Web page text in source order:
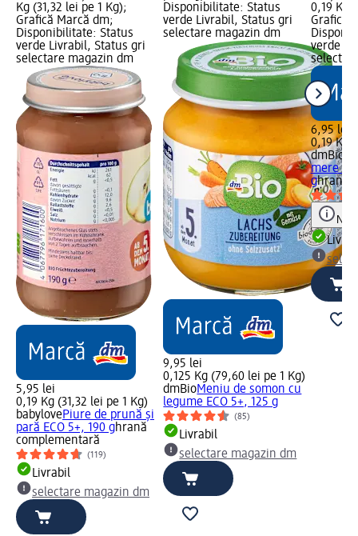
Kg (31,32 lei pe 1 Kg);
Grafică Marcă dm;
Disponibilitate: Status
verde Livrabil, Status gri
selectare magazin dm
5,95 lei
0,19 Kg (31,32 lei pe 1 Kg)
babylovePiure de prună și
pară ECO 5+, 190 ghrană
complementară
(119)
Livrabil
selectare magazin dm
Disponibilitate: Status
verde Livrabil, Status gri
selectare magazin dm
9,95 lei
0,125 Kg (79,60 lei pe 1 Kg)
dmBioMeniu de somon cu
legume ECO 5+, 125 g
(85)
Livrabil
selectare magazin dm
0,19 Kg
Grafică
verde
6,95 lei
0,19 Kg
dmBio
mere și
ghrană
Notă